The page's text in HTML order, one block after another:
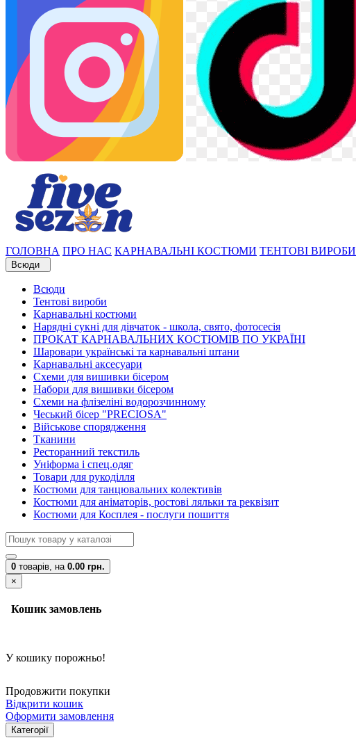
ГОЛОВНА ПРО НАС КАРНАВАЛЬНІ КОСТЮМИ ТЕНТОВІ ВИРОБИ
Всюди
Всюди
Тентові вироби
Карнавальні костюми
Нарядні сукні для дівчаток - школа, свято, фотосесія
ПРОКАТ КАРНАВАЛЬНИХ КОСТЮМІВ ПО УКРАЇНІ
Шаровари українські та карнавальні штани
Карнавальні аксесуари
Схеми для вишивки бісером
Набори для вишивки бісером
Схеми на флізеліні водорозчинному
Чеський бісер "PRECIOSA"
Військове спорядження
Тканини
Ресторанний текстиль
Уніформа і спец.одяг
Товари для рукоділля
Костюми для танцювальних колективів
Костюми для аніматорів, ростові ляльки та реквізит
Костюми для Косплея - послуги пошиття
0 товарів, на 0.00 грн.
×
Кошик замовлень
У кошику порожньо!
Продовжити покупки
Відкрити кошик
Оформити замовлення
Категорії